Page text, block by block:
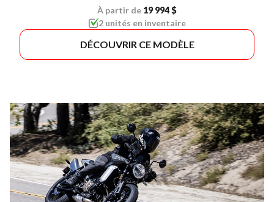
À partir de 19 994 $
2 unités en inventaire
DÉCOUVRIR CE MODÈLE